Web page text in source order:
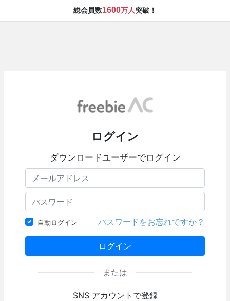
総会員数1600万人突破！
ログイン
ダウンロードユーザーでログイン
自動ログイン パスワードをお忘れですか？
ログイン
または
SNS アカウントで登録